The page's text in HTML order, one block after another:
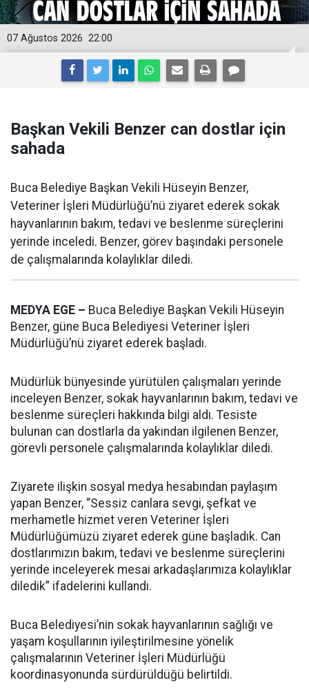
22:00
07 Ağustos 2026
Başkan Vekili Benzer can dostlar için
sahada
Buca Belediye Başkan Vekili Hüseyin Benzer,
Veteriner İşleri Müdürlüğü’nü ziyaret ederek sokak
hayvanlarının bakım, tedavi ve beslenme süreçlerini
yerinde inceledi. Benzer, görev başındaki personele
de çalışmalarında kolaylıklar diledi.
MEDYA EGE – Buca Belediye Başkan Vekili Hüseyin
Benzer, güne Buca Belediyesi Veteriner İşleri
Müdürlüğü’nü ziyaret ederek başladı.
Müdürlük bünyesinde yürütülen çalışmaları yerinde
inceleyen Benzer, sokak hayvanlarının bakım, tedavi ve
beslenme süreçleri hakkında bilgi aldı. Tesiste
bulunan can dostlarla da yakından ilgilenen Benzer,
görevli personele çalışmalarında kolaylıklar diledi.
Ziyarete ilişkin sosyal medya hesabından paylaşım
yapan Benzer, “Sessiz canlara sevgi, şefkat ve
merhametle hizmet veren Veteriner İşleri
Müdürlüğümüzü ziyaret ederek güne başladık. Can
dostlarımızın bakım, tedavi ve beslenme süreçlerini
yerinde inceleyerek mesai arkadaşlarımıza kolaylıklar
diledik” ifadelerini kullandı.
Buca Belediyesi’nin sokak hayvanlarının sağlığı ve
yaşam koşullarının iyileştirilmesine yönelik
çalışmalarının Veteriner İşleri Müdürlüğü
koordinasyonunda sürdürüldüğü belirtildi.